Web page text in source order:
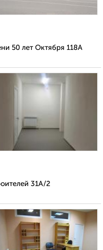
50 лет Октября 118А
31А/2